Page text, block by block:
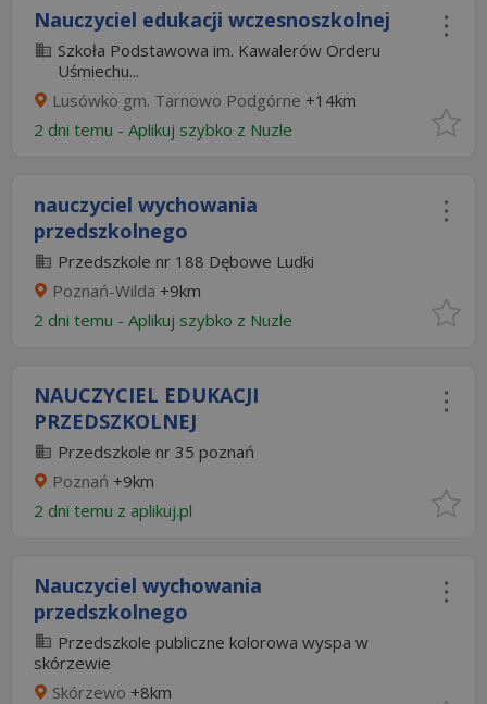
Nauczyciel edukacji wczesnoszkolnej
Szkoła Podstawowa im. Kawalerów Orderu
Uśmiechu...
Lusówko gm. Tarnowo Podgórne +14km
2 dni temu - Aplikuj szybko z Nuzle
nauczyciel wychowania
przedszkolnego
Przedszkole nr 188 Dębowe Ludki
Poznań-Wilda +9km
2 dni temu - Aplikuj szybko z Nuzle
NAUCZYCIEL EDUKACJI
PRZEDSZKOLNEJ
Przedszkole nr 35 poznań
Poznań +9km
2 dni temu z aplikuj.pl
Nauczyciel wychowania
przedszkolnego
Przedszkole publiczne kolorowa wyspa w
skórzewie
Skórzewo +8km